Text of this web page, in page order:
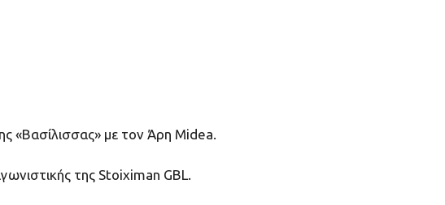
«Βασίλισσας» με τον Άρη Midea.
της Stoiximan GBL.